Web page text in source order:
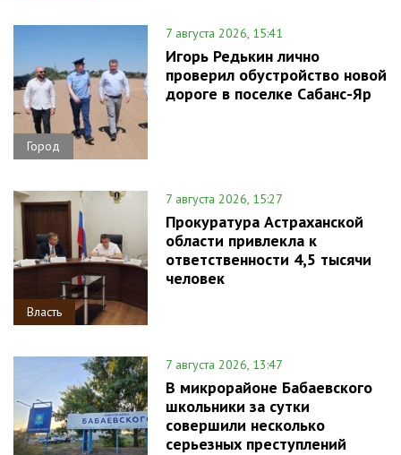
Город
7 августа 2026, 15:41
Игорь Редькин лично
проверил обустройство новой
дороге в поселке Сабанс-Яр
Власть
7 августа 2026, 15:27
Прокуратура Астраханской
области привлекла к
ответственности 4,5 тысячи
человек
7 августа 2026, 13:47
В микрорайоне Бабаевского
школьники за сутки
совершили несколько
серьезных преступлений